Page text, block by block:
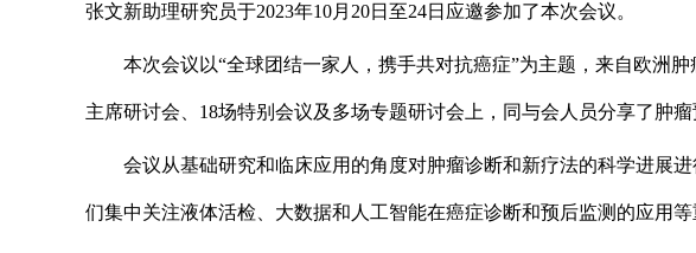
张文新助理研究员于2023年10月20日至24日应邀参加了本次会议。
本次会议以“全球团结一家人，携手共对抗癌症”为主题，来自欧洲
主席研讨会、18场特别会议及多场专题研讨会上，同与会人员分享了肿
会议从基础研究和临床应用的角度对肿瘤诊断和新疗法的科学进展
们集中关注液体活检、大数据和人工智能在癌症诊断和预后监测的应用等